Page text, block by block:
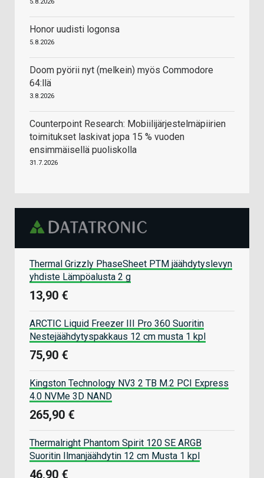
Honor uudisti logonsa
5.8.2026
Doom pyörii nyt (melkein) myös Commodore
64:llä
3.8.2026
Counterpoint Research: Mobiilijärjestelmäpiirien
toimitukset laskivat jopa 15 % vuoden
ensimmäisellä puoliskolla
31.7.2026
Thermal Grizzly PhaseSheet PTM jäähdytyslevyn
yhdiste Lämpöalusta 2 g
13,90 €
ARCTIC Liquid Freezer III Pro 360 Suoritin
Nestejäähdytyspakkaus 12 cm musta 1 kpl
75,90 €
Kingston Technology NV3 2 TB M.2 PCI Express
4.0 NVMe 3D NAND
265,90 €
Thermalright Phantom Spirit 120 SE ARGB
Suoritin Ilmanjäähdytin 12 cm Musta 1 kpl
46,90 €